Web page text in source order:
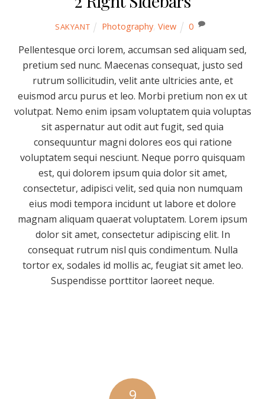
SAKYANT Photography ,View 0
Pellentesque orci lorem, accumsan sed aliquam sed,
pretium sed nunc. Maecenas consequat, justo sed
rutrum sollicitudin, velit ante ultricies ante, et
euismod arcu purus et leo. Morbi pretium non ex ut
volutpat. Nemo enim ipsam voluptatem quia voluptas
sit aspernatur aut odit aut fugit, sed quia
consequuntur magni dolores eos qui ratione
voluptatem sequi nesciunt. Neque porro quisquam
est, qui dolorem ipsum quia dolor sit amet,
consectetur, adipisci velit, sed quia non numquam
eius modi tempora incidunt ut labore et dolore
magnam aliquam quaerat voluptatem. Lorem ipsum
dolor sit amet, consectetur adipiscing elit. In
consequat rutrum nisl quis condimentum. Nulla
tortor ex, sodales id mollis ac, feugiat sit amet leo.
Suspendisse porttitor laoreet neque.
9